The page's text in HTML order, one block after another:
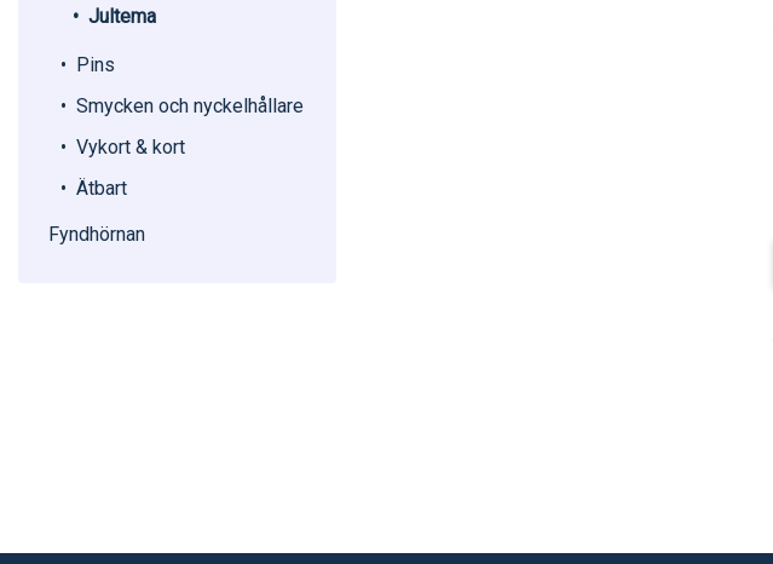
Jultema
Pins
Smycken och nyckelhållare
Vykort & kort
Ätbart
Fyndhörnan